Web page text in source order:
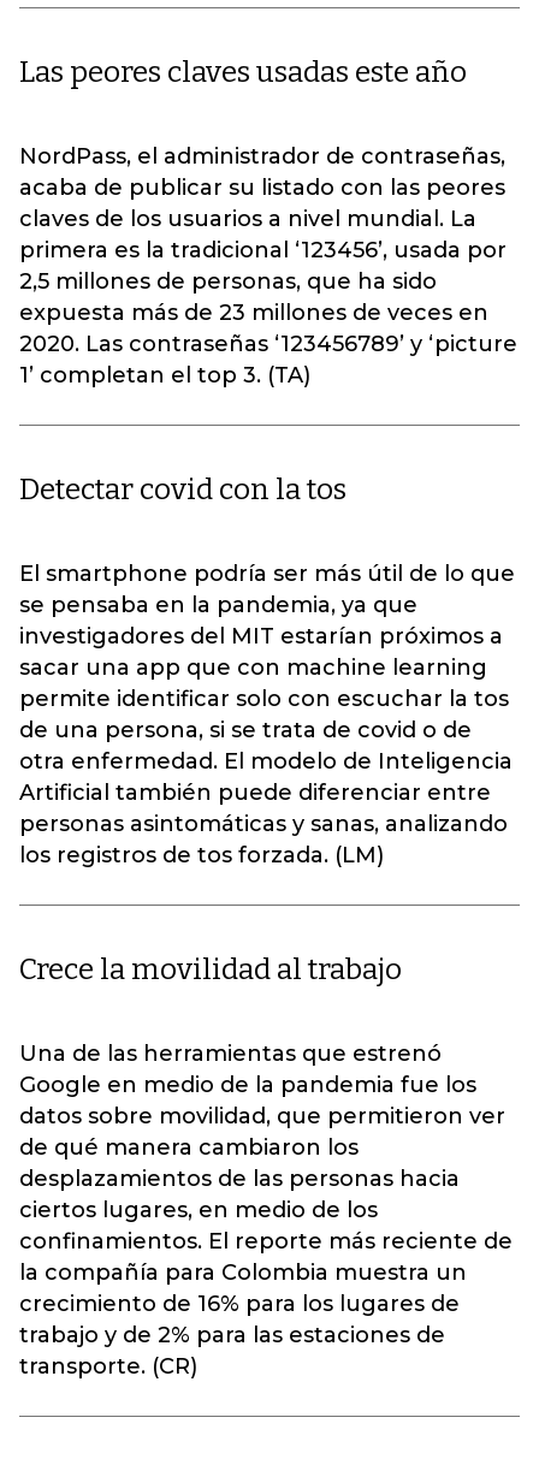
Las peores claves usadas este año
NordPass, el administrador de contraseñas,
acaba de publicar su listado con las peores
claves de los usuarios a nivel mundial. La
primera es la tradicional ‘123456’, usada por
2,5 millones de personas, que ha sido
expuesta más de 23 millones de veces en
2020. Las contraseñas ‘123456789’ y ‘picture
1’ completan el top 3. (TA)
Detectar covid con la tos
El smartphone podría ser más útil de lo que
se pensaba en la pandemia, ya que
investigadores del MIT estarían próximos a
sacar una app que con machine learning
permite identificar solo con escuchar la tos
de una persona, si se trata de covid o de
otra enfermedad. El modelo de Inteligencia
Artificial también puede diferenciar entre
personas asintomáticas y sanas, analizando
los registros de tos forzada. (LM)
Crece la movilidad al trabajo
Una de las herramientas que estrenó
Google en medio de la pandemia fue los
datos sobre movilidad, que permitieron ver
de qué manera cambiaron los
desplazamientos de las personas hacia
ciertos lugares, en medio de los
confinamientos. El reporte más reciente de
la compañía para Colombia muestra un
crecimiento de 16% para los lugares de
trabajo y de 2% para las estaciones de
transporte. (CR)